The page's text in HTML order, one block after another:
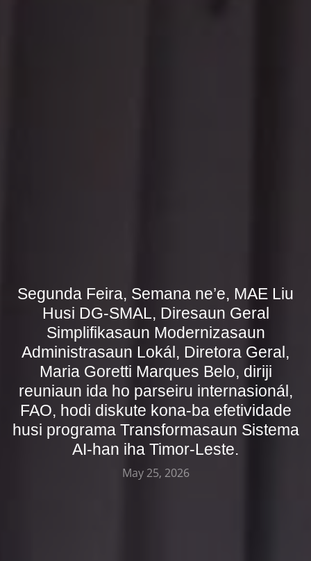
Segunda Feira, Semana ne’e, MAE Liu
Husi DG-SMAL, Diresaun Geral
Simplifikasaun Modernizasaun
Administrasaun Lokál, Diretora Geral,
Maria Goretti Marques Belo, diriji
reuniaun ida ho parseiru internasionál,
FAO, hodi diskute kona-ba efetividade
husi programa Transformasaun Sistema
AI-han iha Timor-Leste.
May 25, 2026